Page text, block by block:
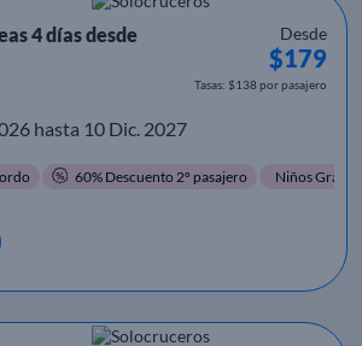
4 días desde
Desde
$179
Tasas: $138 por pasajero
hasta 10 Dic. 2027
60% Descuento 2º pasajero Niños Gratis